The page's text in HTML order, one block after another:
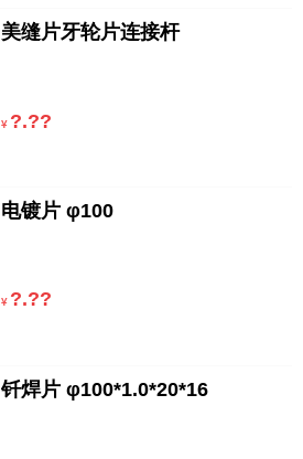
美缝片牙轮片连接杆
¥ ?.??
电镀片 φ100
¥ ?.??
钎焊片 φ100*1.0*20*16